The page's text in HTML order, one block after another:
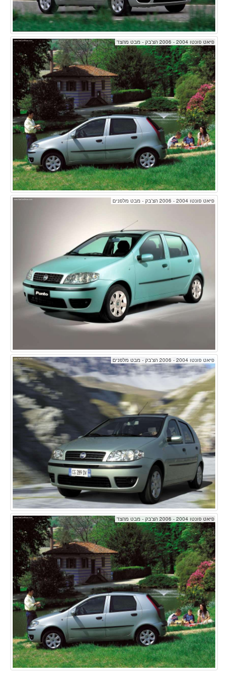
פיאט פונטו 2004 - 2006 הצ'בק - מבט מהצד
פיאט פונטו 2004 - 2006 הצ'בק - מבט מלפנים
פיאט פונטו 2004 - 2006 הצ'בק - מבט מלפנים
פיאט פונטו 2004 - 2006 הצ'בק - מבט מהצד